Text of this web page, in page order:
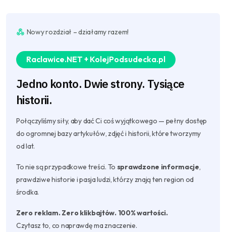
Nowy rozdział – działamy razem!
Raclawice.NET + KolejPodsudecka.pl
Jedno konto. Dwie strony. Tysiące
historii.
Połączyliśmy siły, aby dać Ci coś wyjątkowego — pełny dostęp
do ogromnej bazy artykułów, zdjęć i historii, które tworzymy
od lat.
To nie są przypadkowe treści. To sprawdzone informacje,
prawdziwe historie i pasja ludzi, którzy znają ten region od
środka.
Zero reklam. Zero klikbajtów. 100% wartości.
Czytasz to, co naprawdę ma znaczenie.